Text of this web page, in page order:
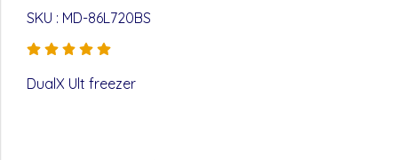
SKU : MD-86L720BS
DualX Ult freezer